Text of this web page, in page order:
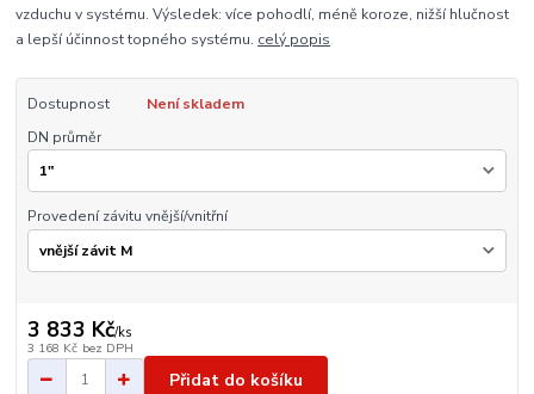
vzduchu v systému. Výsledek: více pohodlí, méně koroze, nižší hlučnost
a lepší účinnost topného systému. celý popis
Dostupnost
Není skladem
DN průměr
Provedení závitu vnější/vnitřní
3 833 Kč/ks
3 168 Kč bez DPH
Přidat do košíku